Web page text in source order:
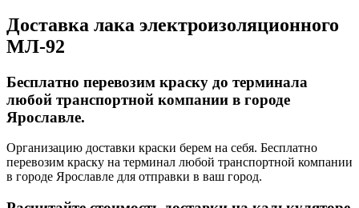
Доставка лака электроизоляционного
МЛ-92
Бесплатно перевозим краску до терминала
любой транспортной компании в городе
Ярославле.
Организацию доставки краски берем на себя. Бесплатно
перевозим краску на терминал любой транспортной компании
в городе Ярославле для отправки в ваш город.